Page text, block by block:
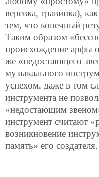
веревка, травинка),
тем, что конечный
Таким образом
происхождение арфы
же «недостающего
музыкального
успехом, даже в том
инструмента не
«недостающим
инструмент считают
возникновение
память» его создателя.